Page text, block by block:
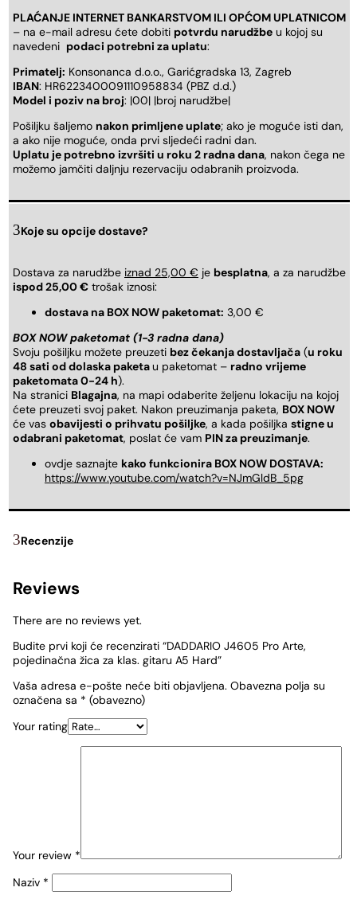
PLAĆANJE INTERNET BANKARSTVOM ILI OPĆOM UPLATNICOM
– na e-mail adresu ćete dobiti potvrdu narudžbe u kojoj su
navedeni podaci potrebni za uplatu:
Primatelj: Konsonanca d.o.o., Garićgradska 13, Zagreb
IBAN: HR6223400091110958834 (PBZ d.d.)
Model i poziv na broj: |00| |broj narudžbe|
Pošiljku šaljemo nakon primljene uplate; ako je moguće isti dan,
a ako nije moguće, onda prvi sljedeći radni dan.
Uplatu je potrebno izvršiti u roku 2 radna dana, nakon čega ne
možemo jamčiti daljnju rezervaciju odabranih proizvoda.
Koje su opcije dostave?
Dostava za narudžbe iznad 25,00 € je besplatna, a za narudžbe
ispod 25,00 € trošak iznosi:
dostava na BOX NOW paketomat: 3,00 €
BOX NOW paketomat (1-3 radna dana)
Svoju pošiljku možete preuzeti bez čekanja dostavljača (u roku
48 sati od dolaska paketau paketomat – radno vrijeme
paketomata 0-24 h).
Na stranici Blagajna, na mapi odaberite željenu lokaciju na kojoj
ćete preuzeti svoj paket. Nakon preuzimanja paketa, BOX NOW
će vas obavijesti o prihvatu pošiljke, a kada pošiljka stigne u
odabrani paketomat, poslat će vam PIN za preuzimanje.
ovdje saznajte kako funkcionira BOX NOW DOSTAVA:
https://www.youtube.com/watch?v=NJmGldB_5pg
Recenzije
Reviews
There are no reviews yet.
Budite prvi koji će recenzirati “DADDARIO J4605 Pro Arte,
pojedinačna žica za klas. gitaru A5 Hard”
Vaša adresa e-pošte neće biti objavljena. Obavezna polja su
označena sa * (obavezno)
Your rating
Your review *
Naziv *